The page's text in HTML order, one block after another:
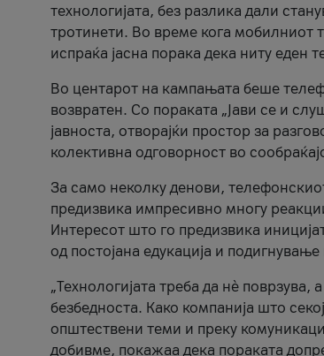
технологијата, без разлика дали
тротинети. Во време кога мобилниот
испраќа јасна порака дека ниту
Во центарот на кампањата беше
возвратен. Со пораката „Јави се и
јавноста, отворајќи простор за
колективна одговорност во
За само неколку денови,
предизвика импресивно многу
Интересот што го предизвика
од постојана едукација и
„Технологијата треба да нè
безбедноста. Како компанија што
општествени теми и преку
добивме, покажаа дека пораката